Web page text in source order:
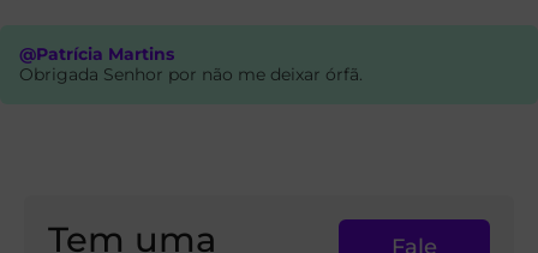
@Patrícia Martins
Obrigada Senhor por não me deixar órfã.
Tem uma
Fale